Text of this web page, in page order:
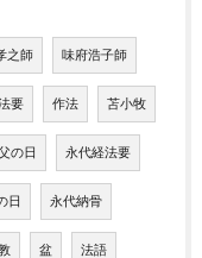
之師 味府浩子師
要 作法 苫小牧
の日 永代経法要
日 永代納骨
盆 法語